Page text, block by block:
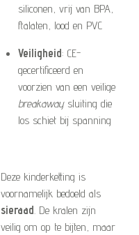
siliconen, vrij van BPA,
ftalaten, lood en PVC
Veiligheid: CE-
gecertificeerd en
voorzien van een veilige
breakawaysluiting die
los schiet bij spanning
Deze kinderketting is
voornamelijk bedoeld als
sieraad . De kralen zijn
veilig om op te bijten, maar